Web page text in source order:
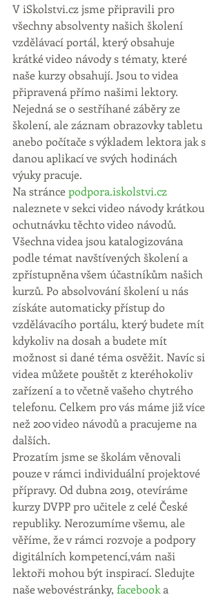
V iSkolstvi.cz jsme připravili pro
všechny absolventy našich školení
vzdělávací portál, který obsahuje
krátké video návody s tématy, které
naše kurzy obsahují. Jsou to videa
připravená přímo našimi lektory.
Nejedná se o sestříhané záběry ze
školení, ale záznam obrazovky tabletu
anebo počítače s výkladem lektora jak s
danou aplikací ve svých hodinách
výuky pracuje.
Na stránce podpora.iskolstvi.cz
naleznete v sekci video návody krátkou
ochutnávku těchto video návodů.
Všechna videa jsou katalogizována
podle témat navštívených školení a
zpřístupněna všem účastníkům našich
kurzů. Po absolvování školení u nás
získáte automaticky přístup do
vzdělávacího portálu, který budete mít
kdykoliv na dosah a budete mít
možnost si dané téma osvěžit. Navíc si
videa můžete pouštět z kteréhokoliv
zařízení a to včetně vašeho chytrého
telefonu. Celkem pro vás máme již více
než 200 video návodů a pracujeme na
dalších.
Prozatím jsme se školám věnovali
pouze v rámci individuální projektové
přípravy. Od dubna 2019, otevíráme
kurzy DVPP pro učitele z celé České
republiky. Nerozumíme všemu, ale
věříme, že v rámci rozvoje a podpory
digitálních kompetencí,vám naši
lektoři mohou být inspirací. Sledujte
naše webovéstránky, facebook a